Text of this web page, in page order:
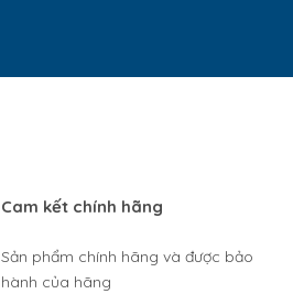
Cam kết chính hãng
Sản phẩm chính hãng và được bảo
hành của hãng